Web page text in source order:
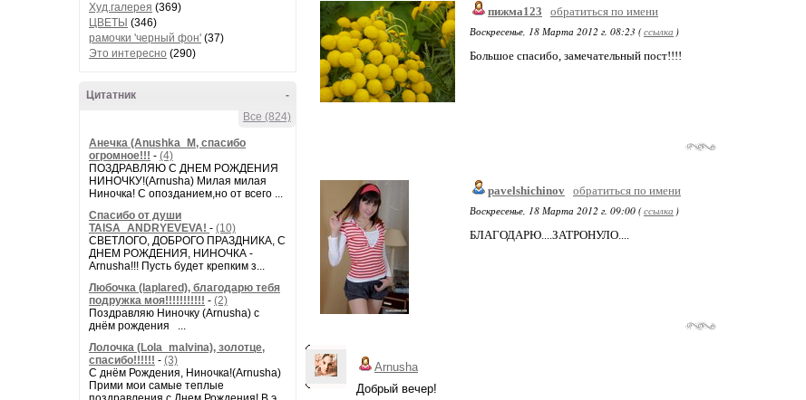
Худ.галерея (369)
ЦВЕТЫ (346)
рамочки 'черный фон' (37)
Это интересно (290)
-
Цитатник
Все (824)
Анечка (Anushka_M, спасибо
огромное!!! - (4)
ПОЗДРАВЛЯЮ С ДНЕМ РОЖДЕНИЯ
НИНОЧКУ!(Arnusha) Милая милая
Ниночка! С опозданием,но от всего ...
Спасибо от души
TAISA_ANDRYEVEVA! - (10)
СВЕТЛОГО, ДОБРОГО ПРАЗДНИКА, С
ДНЕМ РОЖДЕНИЯ, НИНОЧКА -
Arnusha!!! Пусть будет крепким з...
Любочка (laplared), благодарю тебя
подружка моя!!!!!!!!!!! - (2)
Поздравляю Ниночку (Arnusha) с
днём рождения ...
Лолочка (Lola_malvina), золотце,
спасибо!!!!!! - (3)
С днём Рождения, Ниночка!(Аrnusha)
Прими мои самые теплые
пижма123
обратиться по имени
Воскресенье, 18 Марта 2012 г. 08:23 (ссылка )
Большое спасибо, замечательный пост!!!!
pavelshichinov обратиться по имени
Воскресенье, 18 Марта 2012 г. 09:00 (ссылка )
БЛАГОДАРЮ....ЗАТРОНУЛО....
Arnusha
Добрый вечер!